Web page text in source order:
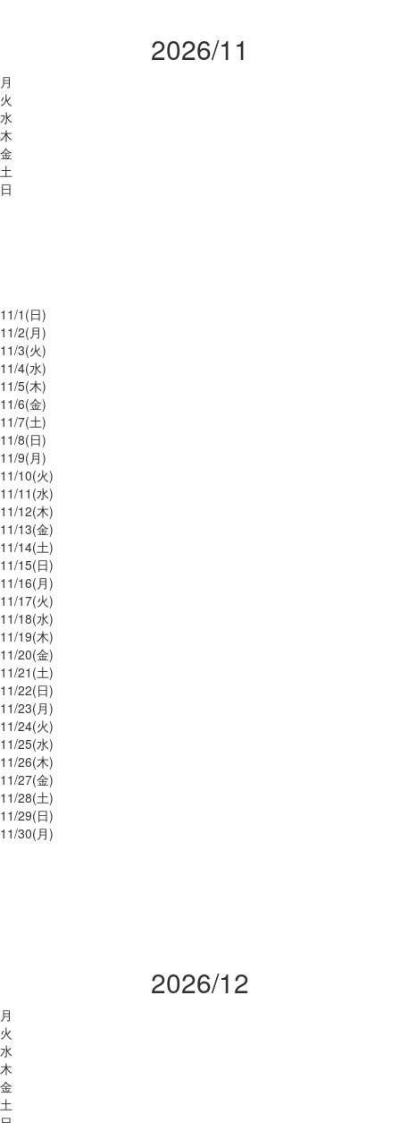
2026/11
月
火
水
木
金
土
日
11/1 (日)
11/2(月)
11/3(火)
11/4(水)
11/5(木)
11/6(金)
11/7(土)
11/8(日)
11/9(月)
11/10(火)
11/11 (水)
11/12(木)
11/13(金)
11/14(土)
11/15(日)
11/16(月)
11/17(火)
11/18(水)
11/19(木)
11/20(金)
11/21 (土)
11/22(日)
11/23(月)
11/24(火)
11/25(水)
11/26(木)
11/27(金)
11/28(土)
11/29(日)
11/30(月)
2026/12
月
火
水
木
金
土